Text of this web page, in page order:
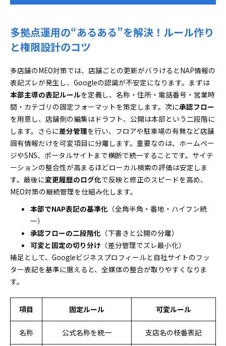
多拠点運用の“あるある”を解決！ルール作り
と権限設計のコツ
多店舗のMEO対策では、店舗ごとの更新がバラけるとNAP情報の
表記ズレが発生し、Googleの認識が不安定になります。まずは
本部主導の表記ルールを定義し、名称・住所・電話番号・営業時
間・カテゴリの固定フォーマットを策定します。次に承認フロー
を用意し、店舗側の編集はドラフト、公開は本部という二段階に
します。さらに差分管理を行い、フロアや駐車場の有無など店舗
固有情報だけを可変項目に分離します。重要なのは、ホームペー
ジやSNS、ポータルサイトまで横断で統一することです。サイテ
ーションの整合性が高まるほどローカル検索の評価は安定しま
す。最後に変更履歴のログ化で反映と修正のスピードを高め、
MEO対策の継続管理を仕組み化します。
本部でNAP表記の基準化 （全角半角・番地・ハイフン統
一）
承認フローの二段階化 （下書きと公開の分離）
可変と固定の切り分け （差分管理でズレ最小化）
補足として、Googleビジネスプロフィールと自社サイトのフッ
ター表記を基準に据えると、全媒体の整合が取りやすくなりま
す。
項目 固定ルール 可変ルール
名称 公式名称を統一 支店名の枝番表記